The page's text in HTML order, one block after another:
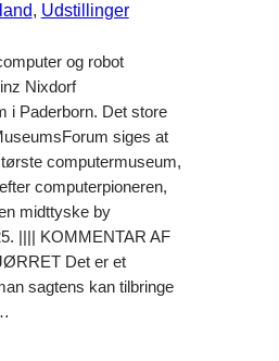
, Udstillinger
og robot
Nixdorf
i Paderborn. Det store
siges at
computermuseum,
computerpioneren,
midttyske by
|||| KOMMENTAR AF
Det er et
sagtens kan tilbringe